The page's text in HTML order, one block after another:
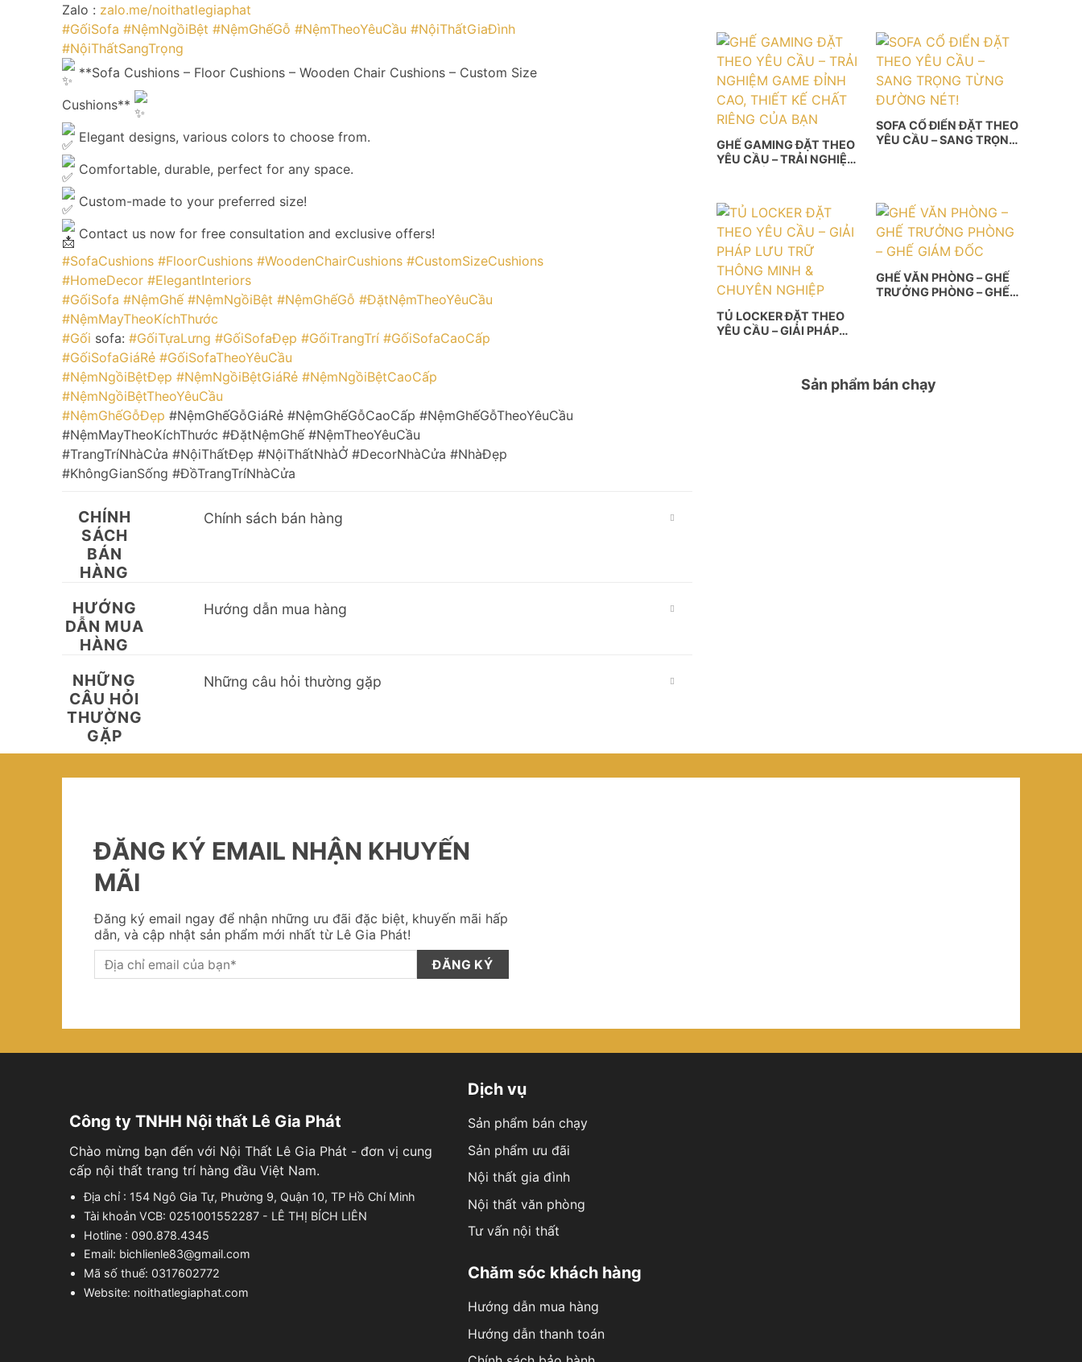
Zalo : zalo.me/noithatlegiaphat
#GốiSofa #NệmNgồiBệt #NệmGhếGỗ #NệmTheoYêuCầu #NộiThấtGiaĐình
#NộiThấtSangTrọng
**Sofa Cushions – Floor Cushions – Wooden Chair Cushions – Custom Size
Cushions**
Elegant designs, various colors to choose from.
Comfortable, durable, perfect for any space.
Custom-made to your preferred size!
Contact us now for free consultation and exclusive offers!
#SofaCushions #FloorCushions #WoodenChairCushions #CustomSizeCushions
#HomeDecor #ElegantInteriors
#GốiSofa #NệmGhế #NệmNgồiBệt #NệmGhếGỗ #ĐặtNệmTheoYêuCầu
#NệmMayTheoKíchThước
#Gối sofa: #GốiTựaLưng #GốiSofaĐẹp #GốiTrangTrí #GốiSofaCaoCấp
#GốiSofaGiáRẻ #GốiSofaTheoYêuCầu
#NệmNgồiBệtĐẹp #NệmNgồiBệtGiáRẻ #NệmNgồiBệtCaoCấp
#NệmNgồiBệtTheoYêuCầu
#NệmGhếGỗĐẹp #NệmGhếGỗGiáRẻ #NệmGhếGỗCaoCấp #NệmGhếGỗTheoYêuCầu
#NệmMayTheoKíchThước #ĐặtNệmGhế #NệmTheoYêuCầu
#TrangTríNhàCửa #NộiThấtĐẹp #NộiThấtNhàỞ #DecorNhàCửa #NhàĐẹp
#KhôngGianSống #ĐồTrangTríNhàCửa
CHÍNH
SÁCH
BÁN
HÀNG
Chính sách bán hàng
HƯỚNG
DẪN MUA
HÀNG
Hướng dẫn mua hàng
NHỮNG
CÂU HỎI
THƯỜNG
GẶP
Những câu hỏi thường gặp
KHÁCH!
GHẾ GAMING ĐẶT THEO
YÊU CẦU – TRẢI NGHIỆM
BẠN
SOFA CỔ ĐIỂN ĐẶT THEO
YÊU CẦU – SANG TRỌNG
TỦ LOCKER ĐẶT THEO
YÊU CẦU – GIẢI PHÁP
GHẾ VĂN PHÒNG – GHẾ
TRƯỞNG PHÒNG – GHẾ
Sản phẩm bán chạy
ĐĂNG KÝ EMAIL NHẬN KHUYẾN
MÃI
Đăng ký email ngay để nhận những ưu đãi đặc biệt, khuyến mãi hấp
dẫn, và cập nhật sản phẩm mới nhất từ Lê Gia Phát!
Công ty TNHH Nội thất Lê Gia Phát
Chào mừng bạn đến với Nội Thất Lê Gia Phát - đơn vị cung
cấp nội thất trang trí hàng đầu Việt Nam.
Địa chỉ : 154 Ngô Gia Tự, Phường 9, Quận 10, TP Hồ Chí Minh
Tài khoản VCB: 0251001552287 - LÊ THỊ BÍCH LIÊN
Hotline : 090.878.4345
Email: bichlienle83@gmail.com
Mã số thuế: 0317602772
Website: noithatlegiaphat.com
Dịch vụ
Sản phẩm bán chạy
Sản phẩm ưu đãi
Nội thất gia đình
Nội thất văn phòng
Tư vấn nội thất
Chăm sóc khách hàng
Hướng dẫn mua hàng
Hướng dẫn thanh toán